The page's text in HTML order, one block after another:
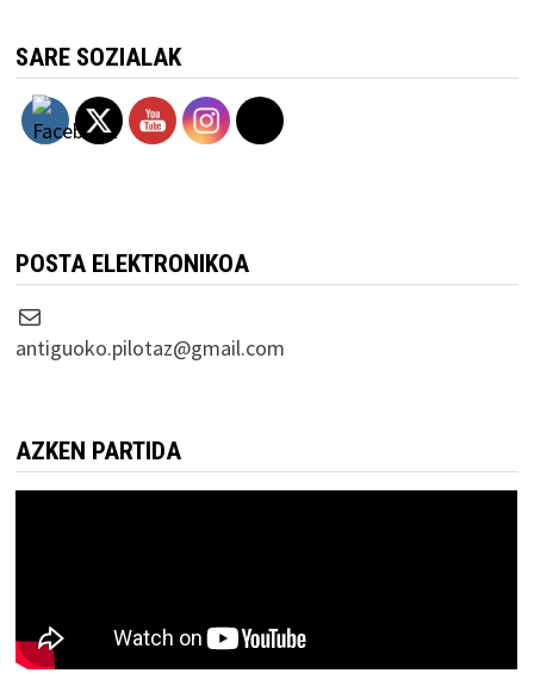
SARE SOZIALAK
POSTA ELEKTRONIKOA
Correo electrónico
antiguoko.pilotaz@gmail.com
AZKEN PARTIDA